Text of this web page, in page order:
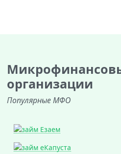
организации
Популярные МФО